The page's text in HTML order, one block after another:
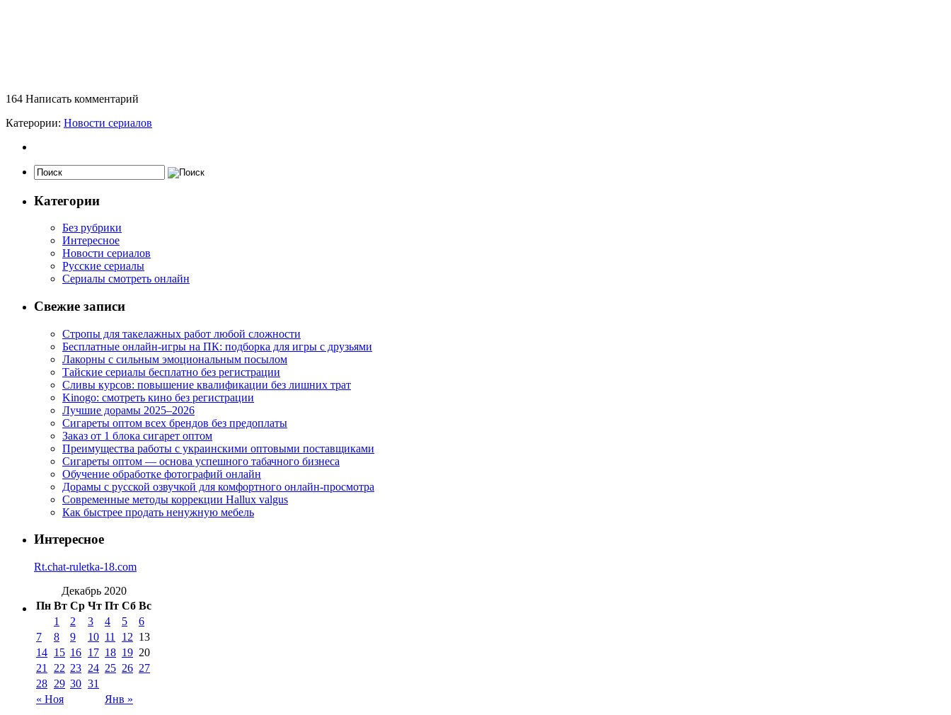
164 Написать комментарий
Катерории: Новости сериалов
Категории
Без рубрики
Интересное
Новости сериалов
Русские сериалы
Сериалы смотреть онлайн
Свежие записи
Стропы для такелажных работ любой сложности
Бесплатные онлайн-игры на ПК: подборка для игры с друзьями
Лакорны с сильным эмоциональным посылом
Тайские сериалы бесплатно без регистрации
Сливы курсов: повышение квалификации без лишних трат
Kinogo: смотреть кино без регистрации
Лучшие дорамы 2025–2026
Сигареты оптом всех брендов без предоплаты
Заказ от 1 блока сигарет оптом
Преимущества работы с украинскими оптовыми поставщиками
Сигареты оптом — основа успешного табачного бизнеса
Обучение обработке фотографий онлайн
Дорамы с русской озвучкой для комфортного онлайн-просмотра
Современные методы коррекции Hallux valgus
Как быстрее продать ненужную мебель
Интересное
Rt.chat-ruletka-18.com
Декабрь 2020
Пн Вт Ср Чт Пт Сб Вс
« Ноя Янв »
1 2 3 4 5
6
7
8 9 10 11 12 13
14 15 16 17 18 19 20
21
22 23 24 25 26 27
28 29 30 31